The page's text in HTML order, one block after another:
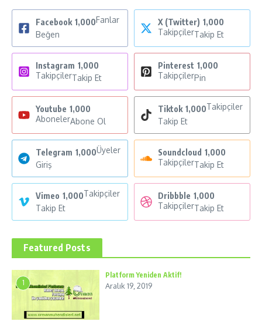
Facebook 1,000Fanlar
Beğen
X (Twitter) 1,000
TakipçilerTakip Et
Instagram 1,000
TakipçilerTakip Et
Pinterest 1,000
TakipçilerPin
Youtube 1,000
AbonelerAbone Ol
Tiktok 1,000Takipçiler
Takip Et
Telegram 1,000Üyeler
Giriş
Soundcloud 1,000
TakipçilerTakip Et
Vimeo 1,000Takipçiler
Takip Et
Dribbble 1,000
TakipçilerTakip Et
Featured Posts
1
Platform Yeniden Aktif!
Aralık 19, 2019